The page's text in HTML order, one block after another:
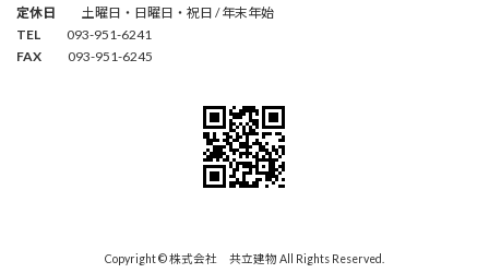
定休日 土曜日・日曜日・祝日 / 年末年始
TEL 093-951-6241
FAX 093-951-6245
Copyright © 株式会社 共立建物 All Rights Reserved.